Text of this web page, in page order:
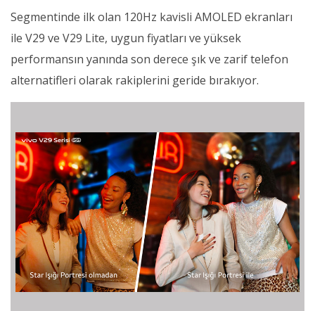
Segmentinde ilk olan 120Hz kavisli AMOLED ekranları
ile V29 ve V29 Lite, uygun fiyatları ve yüksek
performansın yanında son derece şık ve zarif telefon
alternatifleri olarak rakiplerini geride bırakıyor.